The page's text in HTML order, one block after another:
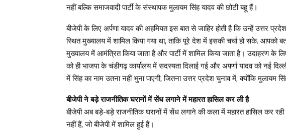
नहीं बल्कि समाजवादी पार्टी के संस्थापक मुलायम सिंह यादव की छोटी बहू हैं।
बीजेपी के लिए अर्पणा यादव की अहमियत इस बात से जाहिर होती है कि उन्हें उत्तर
स्थित मुख्यालय में शामिल किया गया था, ताकि पूरे देश में इसकी चर्चा हो सके.
मुख्यालय में आमंत्रित किया जाता है और पार्टी में शामिल किया जाता है। उदाहरण के
को ही भाजपा के चंडीगढ़ कार्यालय में सदस्यता दिलाई गई और अपर्णा यादव को नई
में सिंह का नाम उतना नहीं भुना पाएगी, जितना उत्तर प्रदेश चुनाव में, क्योंकि मुलायम
बीजेपी ने बड़े राजनीतिक घरानों में सेंध लगाने में महारत हासिल कर ली है
बीजेपी अब बड़े-बड़े राजनीतिक घरानों में सेंध लगाने की कला में महारत हासिल कर रही
नहीं हैं, जो बीजेपी में शामिल हुई हैं।